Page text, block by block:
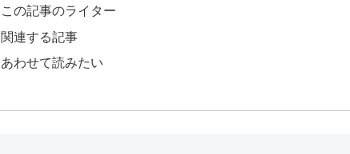
この記事のライター
関連する記事
あわせて読みたい